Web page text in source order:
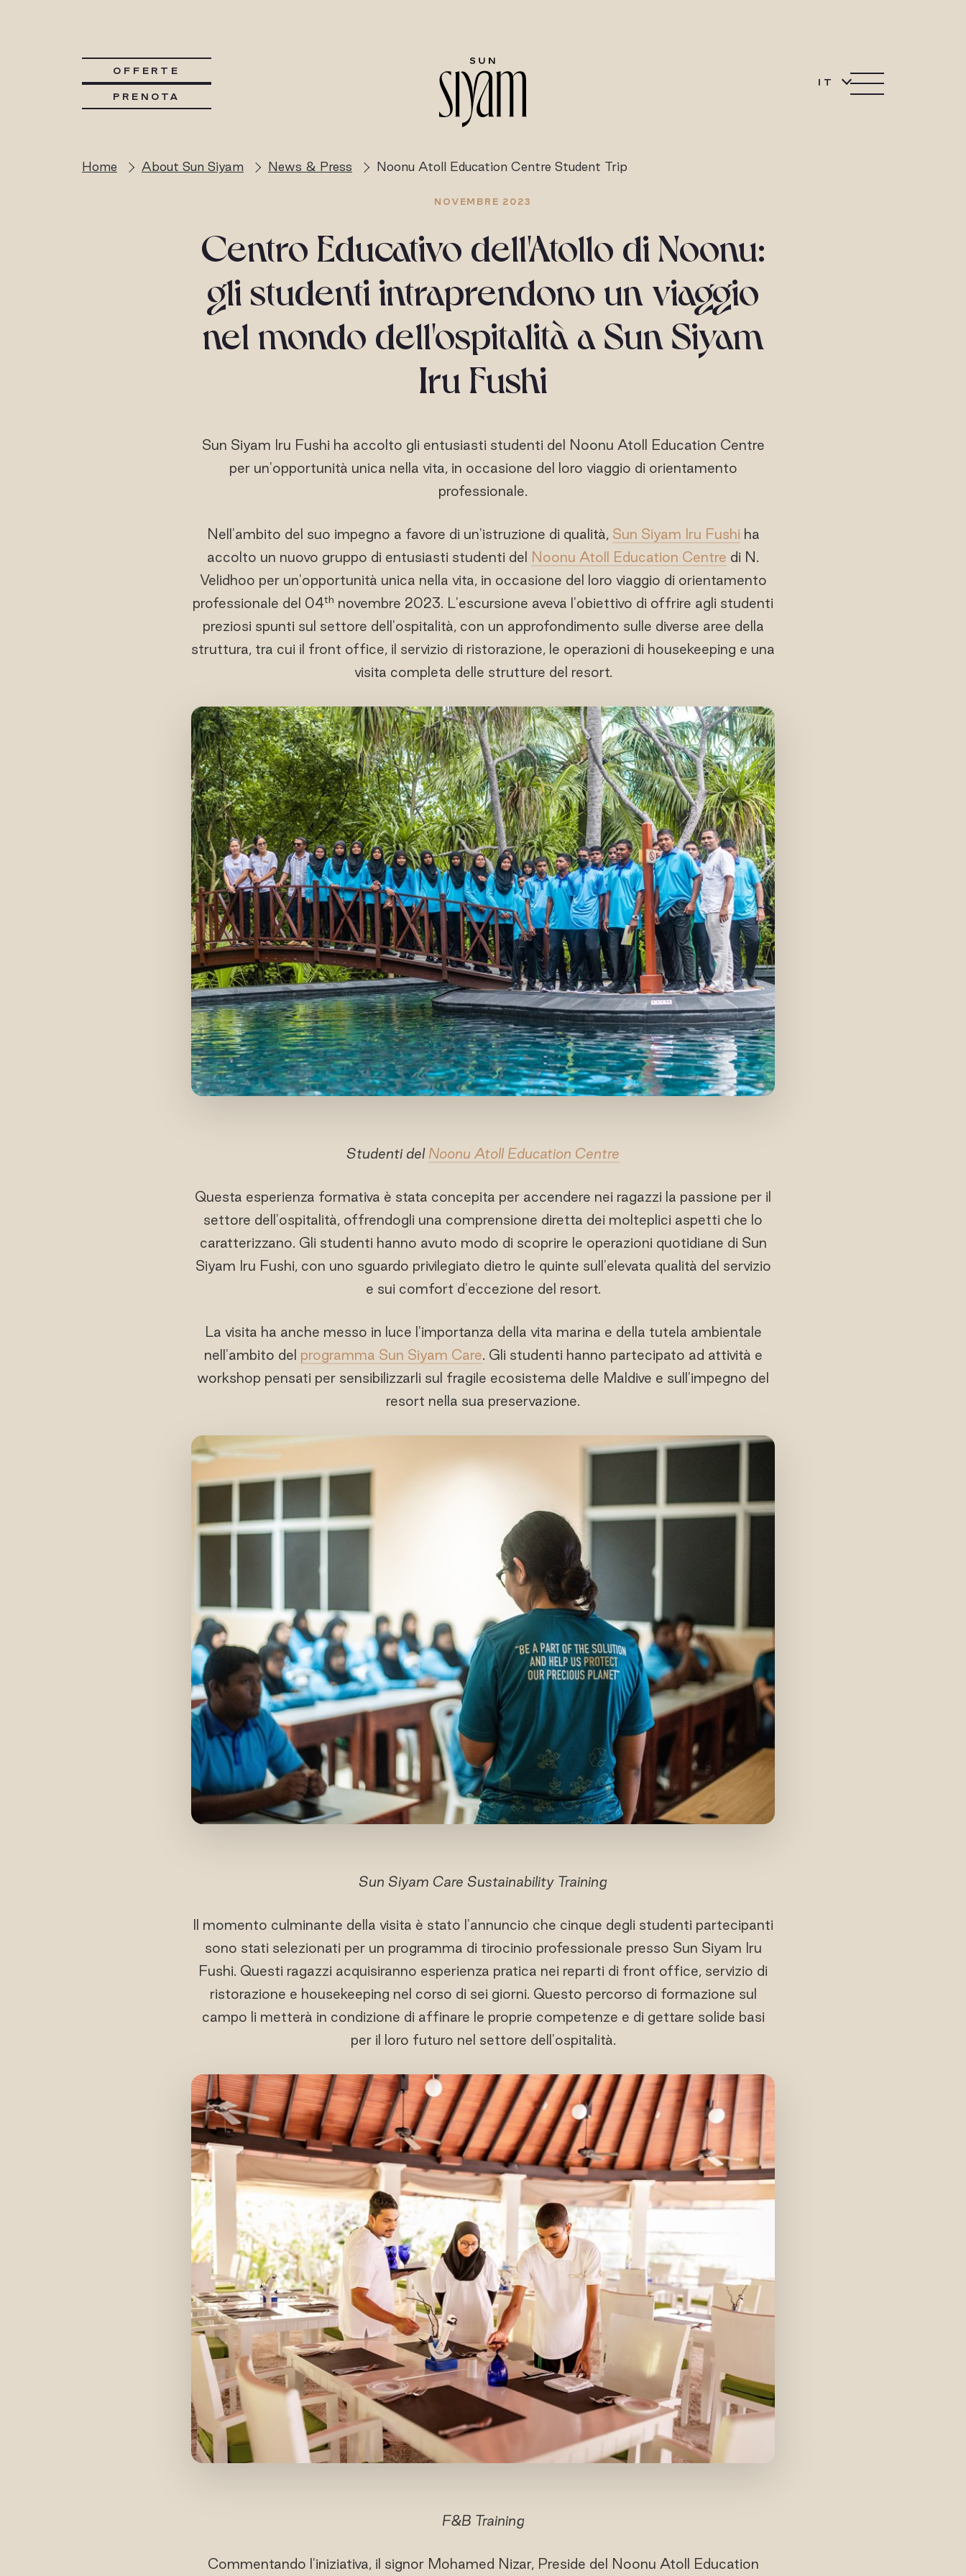
OFFERTE
PRENOTA
IT
Home About Sun Siyam News & Press Noonu Atoll Education Centre Student Trip
NOVEMBRE 2023
Centro Educativo dell'Atollo di Noonu:
gli studenti intraprendono un viaggio
nel mondo dell'ospitalità a Sun Siyam
Iru Fushi
Sun Siyam Iru Fushi ha accolto gli entusiasti studenti del Noonu Atoll Education Centre
per un'opportunità unica nella vita, in occasione del loro viaggio di orientamento
professionale.
Nell'ambito del suo impegno a favore di un'istruzione di qualità, Sun Siyam Iru Fushi ha
accolto un nuovo gruppo di entusiasti studenti del Noonu Atoll Education Centre di N.
Velidhoo per un'opportunità unica nella vita, in occasione del loro viaggio di orientamento
professionale del 04th novembre 2023. L'escursione aveva l'obiettivo di offrire agli studenti
preziosi spunti sul settore dell'ospitalità, con un approfondimento sulle diverse aree della
struttura, tra cui il front office, il servizio di ristorazione, le operazioni di housekeeping e una
visita completa delle strutture del resort.
Studenti del Noonu Atoll Education Centre
Questa esperienza formativa è stata concepita per accendere nei ragazzi la passione per il
settore dell'ospitalità, offrendogli una comprensione diretta dei molteplici aspetti che lo
caratterizzano. Gli studenti hanno avuto modo di scoprire le operazioni quotidiane di Sun
Siyam Iru Fushi, con uno sguardo privilegiato dietro le quinte sull'elevata qualità del servizio
e sui comfort d'eccezione del resort.
La visita ha anche messo in luce l'importanza della vita marina e della tutela ambientale
nell'ambito del programma Sun Siyam Care. Gli studenti hanno partecipato ad attività e
workshop pensati per sensibilizzarli sul fragile ecosistema delle Maldive e sull'impegno del
resort nella sua preservazione.
Sun Siyam Care Sustainability Training
Il momento culminante della visita è stato l'annuncio che cinque degli studenti partecipanti
sono stati selezionati per un programma di tirocinio professionale presso Sun Siyam Iru
Fushi. Questi ragazzi acquisiranno esperienza pratica nei reparti di front office, servizio di
ristorazione e housekeeping nel corso di sei giorni. Questo percorso di formazione sul
campo li metterà in condizione di affinare le proprie competenze e di gettare solide basi
per il loro futuro nel settore dell'ospitalità.
F&B Training
Commentando l'iniziativa, il signor Mohamed Nizar, Preside del Noonu Atoll Education